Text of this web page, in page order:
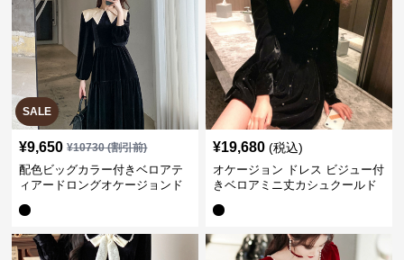
SALE
¥9,650 ¥10730(割引前)
配色ビッグカラー付きベロアテ
ィアードロングオケージョンド
¥19,680 (税込)
オケージョン ドレス ビジュー付
きベロアミニ丈カシュクールド